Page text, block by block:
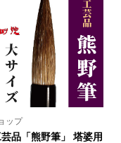
ップ
品「熊野筆」 塔婆用